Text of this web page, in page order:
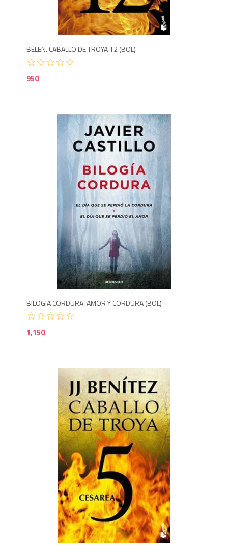
BELEN. CABALLO DE TROYA 12 (BOL)
950
BILOGIA CORDURA. AMOR Y CORDURA (BOL)
1,150